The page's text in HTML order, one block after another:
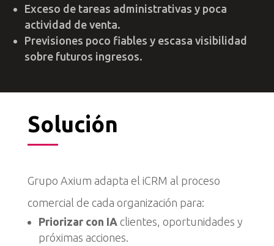
Exceso de tareas administrativas y poca
actividad de venta.
Previsiones poco fiables y escasa visibilidad
sobre futuros ingresos.
Solución
Grupo Axium adapta el iCRM al proceso
comercial de cada organización para:
Priorizar con IA clientes, oportunidades y
próximas acciones.